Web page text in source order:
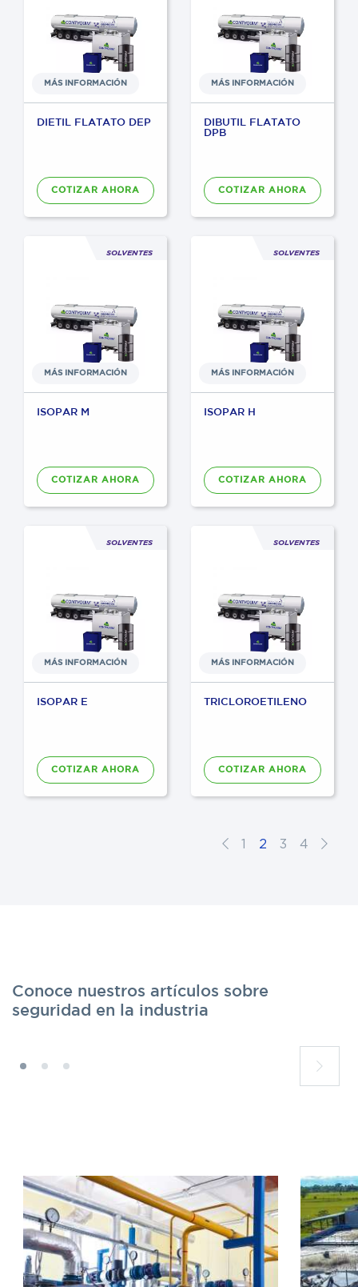
MÁS INFORMACIÓN
DIETIL FLATATO DEP
COTIZAR AHORA
MÁS INFORMACIÓN
DIBUTIL FLATATO
DPB
COTIZAR AHORA
SOLVENTES
MÁS INFORMACIÓN
ISOPAR M
COTIZAR AHORA
SOLVENTES
MÁS INFORMACIÓN
ISOPAR H
COTIZAR AHORA
SOLVENTES
MÁS INFORMACIÓN
ISOPAR E
COTIZAR AHORA
SOLVENTES
MÁS INFORMACIÓN
TRICLOROETILENO
COTIZAR AHORA
1 2 3 4
Conoce nuestros artículos sobre
seguridad en la industria